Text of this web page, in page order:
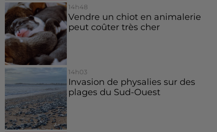
14h48
Vendre un chiot en animalerie
peut coûter très cher
14h03
Invasion de physalies sur des
plages du Sud-Ouest